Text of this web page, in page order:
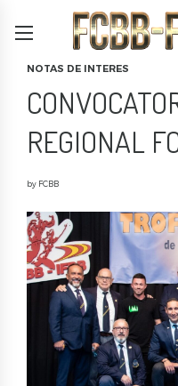
NOTAS DE INTERES
REGIONAL
by FCBB